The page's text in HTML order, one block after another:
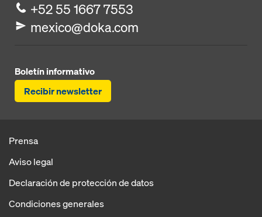
+52 55 1667 7553
mexico@doka.com
Boletín informativo
Recibir newsletter
Prensa
Aviso legal
Declaración de protección de datos
Condiciones generales